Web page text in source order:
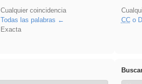
Cualquier coincidencia
Todas las palabras
Exacta
CCo